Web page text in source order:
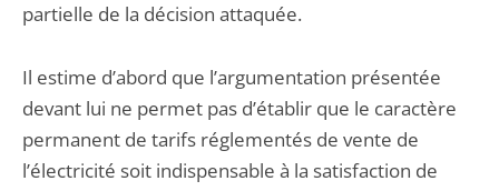
partielle de la décision attaquée.
Il estime d’abord que l’argumentation présentée
devant lui ne permet pas d’établir que le caractère
permanent de tarifs réglementés de vente de
l’électricité soit indispensable à la satisfaction de